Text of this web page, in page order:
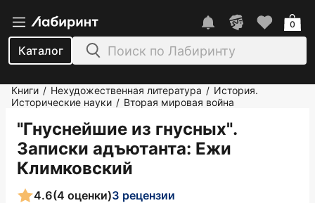
Каталог
0
Книги / Нехудожественная литература / История.
Исторические науки / Вторая мировая война
"Гнуснейшие из гнусных".
Записки адъютанта: Ежи
Климковский
4.6(4 оценки)3 рецензии